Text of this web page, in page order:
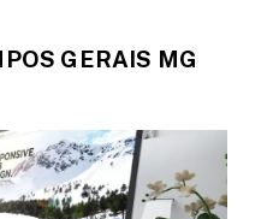
GERAIS MG